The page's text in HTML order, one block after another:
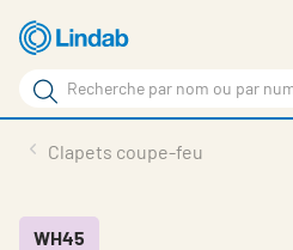
Aller
au
contenu
principal
Rechercher
Rechercher
sur
site
En vedette
Clapets coupe-feu
WH45